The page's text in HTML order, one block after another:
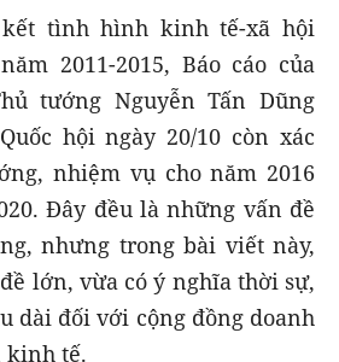
tình hình kinh tế-xã hội
2011-2015, Báo cáo của
tướng Nguyễn Tấn Dũng
hội ngày 20/10 còn xác
nhiệm vụ cho năm 2016
Đây đều là những vấn đề
nhưng trong bài viết này,
lớn, vừa có ý nghĩa thời sự,
dài đối với cộng đồng doanh
kinh tế.